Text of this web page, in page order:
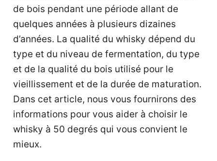
n
de bois pendant une période allant de
quelques années à plusieurs dizaines
d’années. La qualité du whisky dépend du
type et du niveau de fermentation, du type
et de la qualité du bois utilisé pour le
vieillissement et de la durée de maturation.
Dans cet article, nous vous fournirons des
informations pour vous aider à choisir le
whisky à 50 degrés qui vous convient le
mieux.